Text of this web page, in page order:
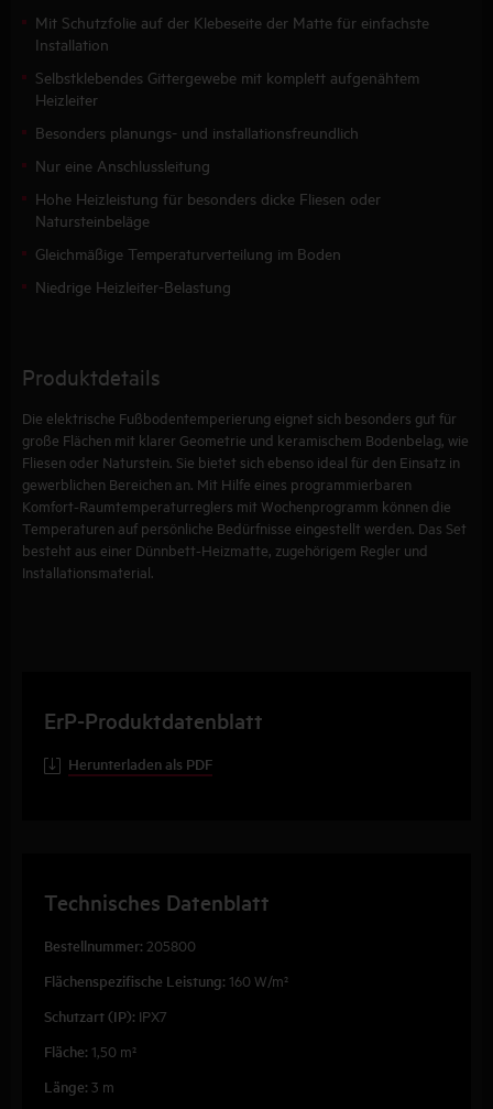
Mit Schutzfolie auf der Klebeseite der Matte für einfachste
Installation
Selbstklebendes Gittergewebe mit komplett aufgenähtem
Heizleiter
Besonders planungs- und installationsfreundlich
Nur eine Anschlussleitung
Hohe Heizleistung für besonders dicke Fliesen oder
Natursteinbeläge
Gleichmäßige Temperaturverteilung im Boden
Niedrige Heizleiter-Belastung
Produktdetails
Die elektrische Fußbodentemperierung eignet sich besonders gut für
große Flächen mit klarer Geometrie und keramischem Bodenbelag, wie
Fliesen oder Naturstein. Sie bietet sich ebenso ideal für den Einsatz in
gewerblichen Bereichen an. Mit Hilfe eines programmierbaren
Komfort-Raumtemperaturreglers mit Wochenprogramm können die
Temperaturen auf persönliche Bedürfnisse eingestellt werden. Das Set
besteht aus einer Dünnbett-Heizmatte, zugehörigem Regler und
Installationsmaterial.
ErP-Produktdatenblatt
Herunterladen als PDF
Technisches Datenblatt
Bestellnummer: 205800
Flächenspezifische Leistung: 160 W/m²
Schutzart (IP): IPX7
Fläche: 1,50 m²
Länge: 3 m